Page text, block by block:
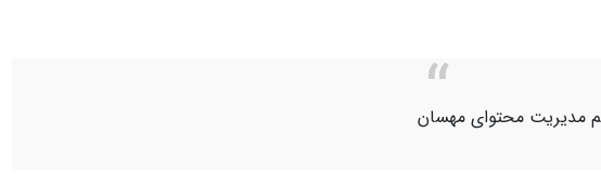
مدیریت محتوای مهسان